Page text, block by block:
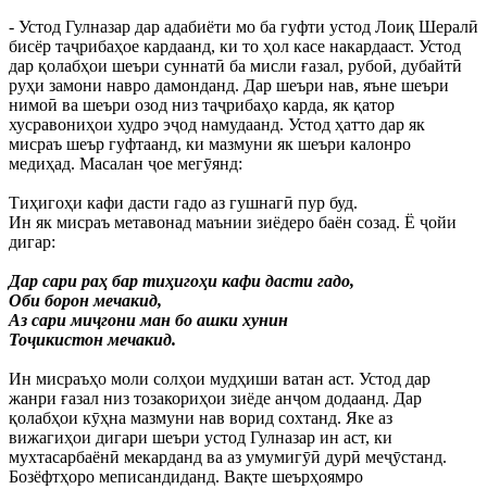
- Устод Гулназар дар адабиёти мо ба гуфти устод Лоиқ Шералӣ
бисёр таҷрибаҳое кардаанд, ки то ҳол касе накардааст. Устод
дар қолабҳои шеъри суннатӣ ба мисли ғазал, рубоӣ, дубайтӣ
руҳи замони навро дамонданд. Дар шеъри нав, яъне шеъри
нимоӣ ва шеъри озод низ таҷрибаҳо карда, як қатор
хусравониҳои худро эҷод намудаанд. Устод ҳатто дар як
мисраъ шеър гуфтаанд, ки мазмуни як шеъри калонро
медиҳад. Масалан ҷое мегӯянд:
Тиҳигоҳи кафи дасти гадо аз гушнагӣ пур буд.
Ин як мисраъ метавонад маънии зиёдеро баён созад. Ё ҷойи
дигар:
Дар сари раҳ бар тиҳигоҳи кафи дасти гадо,
Оби борон мечакид,
Аз сари миҷгони ман бо ашки хунин
Тоҷикистон мечакид.
Ин мисраъҳо моли солҳои мудҳиши ватан аст. Устод дар
жанри ғазал низ тозакориҳои зиёде анҷом додаанд. Дар
қолабҳои кӯҳна мазмуни нав ворид сохтанд. Яке аз
вижагиҳои дигари шеъри устод Гулназар ин аст, ки
мухтасарбаёнӣ мекарданд ва аз умумигӯӣ дурӣ меҷӯстанд.
Бозёфтҳоро меписандиданд. Вақте шеърҳоямро